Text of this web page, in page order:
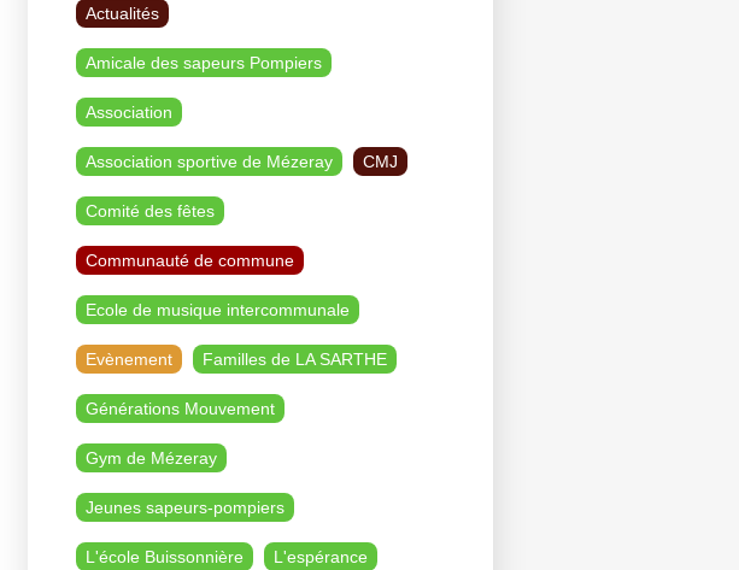
Actualités
Amicale des sapeurs Pompiers
Association
Association sportive de Mézeray CMJ
Comité des fêtes
Communauté de commune
Ecole de musique intercommunale
Evènement Familles de LA SARTHE
Générations Mouvement
Gym de Mézeray
Jeunes sapeurs-pompiers
L'école Buissonnière L'espérance